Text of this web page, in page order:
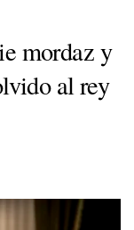
mordaz y
al rey